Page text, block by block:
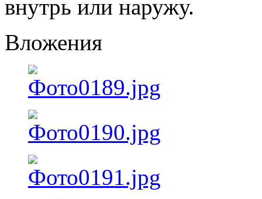
внутрь или наружу.
Вложения